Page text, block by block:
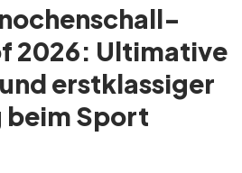
2026: Ultimative
erstklassiger
beim Sport